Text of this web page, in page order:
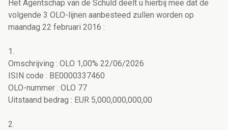
Het Agentschap van de Schuld deelt u hierbij mee dat de
volgende 3 OLO-lijnen aanbesteed zullen worden op
maandag 22 februari 2016 :
1.
Omschrijving : OLO 1,00% 22/06/2026
ISIN code : BE0000337460
OLO-nummer : OLO 77
Uitstaand bedrag : EUR 5,000,000,000,00
2.